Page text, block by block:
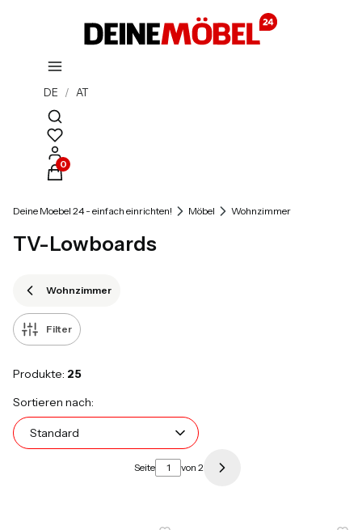
DE / AT
Suchmaschine öffnen
Produkte im Warenkorb: 0. Details anzeigen
Deine Moebel 24 - einfach einrichten! Möbel Wohnzimmer
TV-Lowboards
Wohnzimmer
Filter
Produkte: 25
Produktliste
Sortieren nach:
Standard
Seite von 2 Nächste Produkte